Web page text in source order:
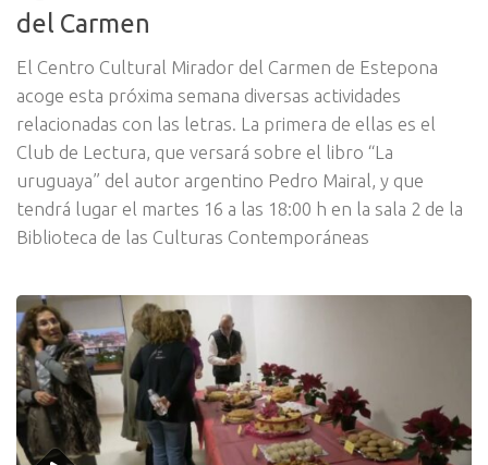
del Carmen
El Centro Cultural Mirador del Carmen de Estepona
acoge esta próxima semana diversas actividades
relacionadas con las letras. La primera de ellas es el
Club de Lectura, que versará sobre el libro “La
uruguaya” del autor argentino Pedro Mairal, y que
tendrá lugar el martes 16 a las 18:00 h en la sala 2 de la
Biblioteca de las Culturas Contemporáneas